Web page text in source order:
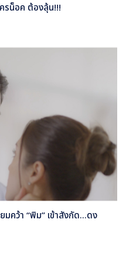
รน็อค ต้องลุ้น!!!
คว้า “พิม” เข้าสังกัด...ดง